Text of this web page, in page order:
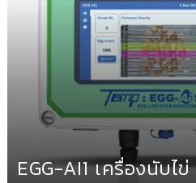
EGG-AI1 เครื่องนับไข่